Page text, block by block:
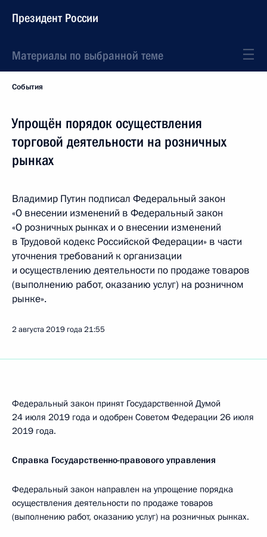
Президент России
Материалы по выбранной теме
События
Упрощён порядок осуществления
торговой деятельности на розничных
рынках
Владимир Путин подписал Федеральный закон
«О внесении изменений в Федеральный закон
«О розничных рынках и о внесении изменений
в Трудовой кодекс Российской Федерации» в части
уточнения требований к организации
и осуществлению деятельности по продаже товаров
(выполнению работ, оказанию услуг) на розничном
рынке».
2 августа 2019 года21:55
Федеральный закон принят Государственной Думой
24 июля 2019 года и одобрен Советом Федерации 26 июля
2019 года.
Справка Государственно-правового управления
Федеральный закон направлен на упрощение порядка
осуществления деятельности по продаже товаров
(выполнению работ, оказанию услуг) на розничных рынках.